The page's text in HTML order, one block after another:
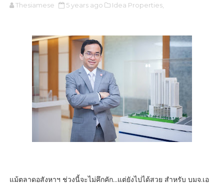
Thesiamese 5 years ago Idea Properties,
แม้ตลาดอสังหาฯ ช่วงนี้จะไม่คึกคัก...แต่ยังไปได้สวย สำหรับ บมจ.เอ